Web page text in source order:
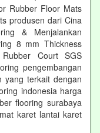
Rubber Floor Mats
produsen dari Cina
& Menjalankan
8 mm Thickness
Court SGS
pengembangan
yang terkait dengan
indonesia harga
flooring surabaya
karet lantai karet